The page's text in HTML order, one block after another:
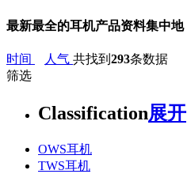
最新最全的耳机产品资料集中地
时间 人气 共找到 293条数据
筛选
Classification展开
OWS耳机
TWS耳机